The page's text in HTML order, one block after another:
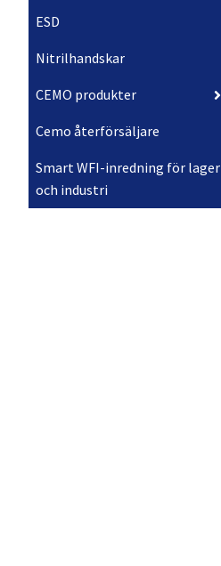
ESD
Nitrilhandskar
CEMO produkter
Cemo återförsäljare
Smart WFI-inredning för lager
och industri